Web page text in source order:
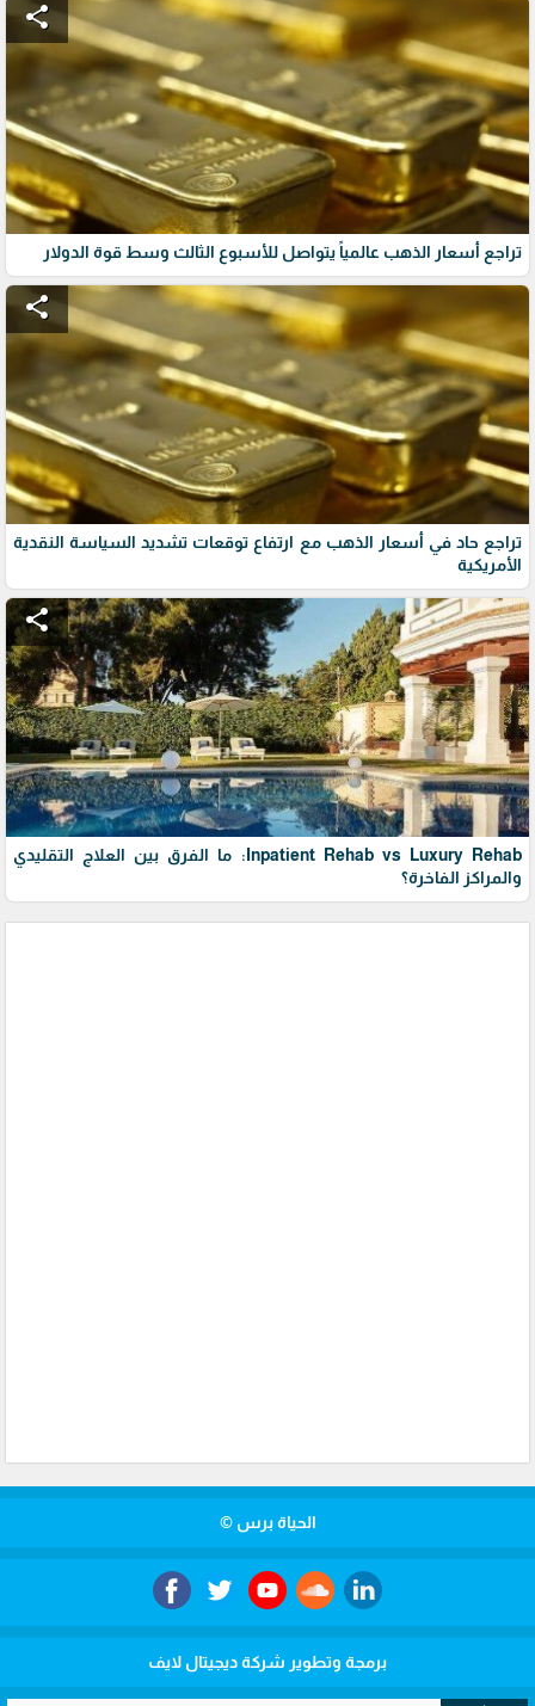
share
تراجع أسعار الذهب عالمياً يتواصل للأسبوع الثالث وسط قوة الدولار
share
تراجع حاد في أسعار الذهب مع ارتفاع توقعات تشديد السياسة النقدية
الأمريكية
share
Inpatient Rehab vs Luxury Rehab: ما الفرق بين العلاج التقليدي
والمراكز الفاخرة؟
الحياة برس ©
برمجة وتطوير شركة ديجيتال لايف